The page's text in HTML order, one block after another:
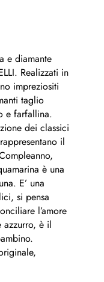
e diamante
Realizzati in
impreziositi
taglio
e farfallina.
dei classici
il
è una
E’ una
si pensa
l’amore
è il